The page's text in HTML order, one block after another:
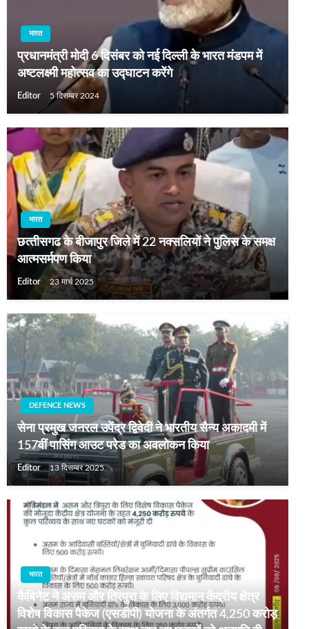
भारत
प्रधानमंत्री मोदी 6 दिसंबर को नई दिल्ली के भारत मंडपम में
अष्टलक्ष्मी महोत्सव का उद्घाटन करेंगे
Editor 5 दिसम्बर 2024
भारत
छत्‍तीसगढ के बीजापुर जिले में 22 नक्‍सलियों ने पुलिस के समक्ष
आत्‍मसर्मपण किया
Editor 23 मार्च 2025
DEFENCE NEWS
सेना प्रमुख जनरल उपेंद्र द्विवेदी ने भारतीय सैन्य अकादमी में
157वीं पासिंग आउट परेड का अवलोकन किया
Editor 13 दिसम्बर 2025
भारत
कैबिनेट ने असम और त्रिपुरा के लिए विद्यमान केंद्रीय क्षेत्र
विशेष विकास पैकेज (एसडीपी) योजना के अंतर्गत 4,250 करोड़